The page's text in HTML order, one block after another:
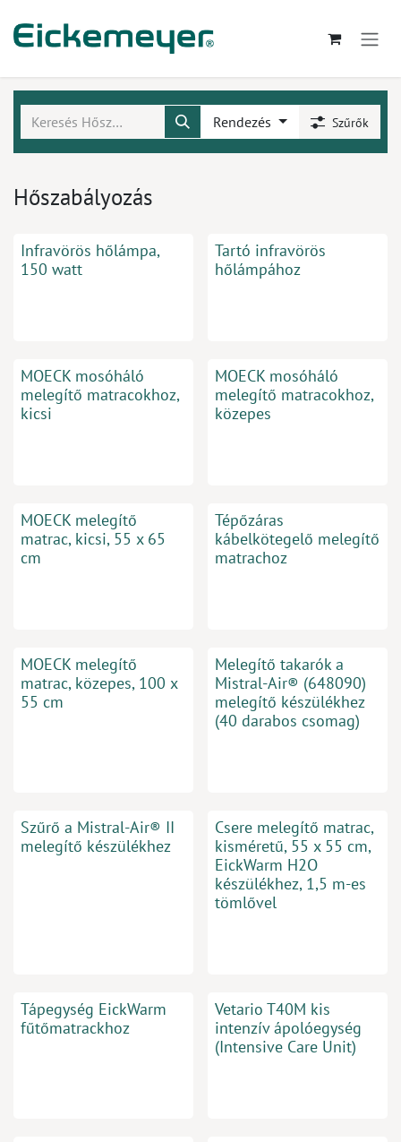
Rendezés Szűrők
Hőszabályozás
Infravörös hőlámpa,
150 watt
Tartó infravörös
hőlámpához
MOECK mosóháló
melegítő matracokhoz,
kicsi
MOECK mosóháló
melegítő matracokhoz,
közepes
MOECK melegítő
matrac, kicsi, 55 x 65
cm
Tépőzáras
kábelkötegelő melegítő
matrachoz
MOECK melegítő
matrac, közepes, 100 x
55 cm
Melegítő takarók a
Mistral-Air® (648090)
melegítő készülékhez
(40 darabos csomag)
Szűrő a Mistral-Air® II
melegítő készülékhez
Csere melegítő matrac,
kisméretű, 55 x 55 cm,
EickWarm H2O
készülékhez, 1,5 m-es
tömlővel
Tápegység EickWarm
fűtőmatrackhoz
Vetario T40M kis
intenzív ápolóegység
(Intensive Care Unit)